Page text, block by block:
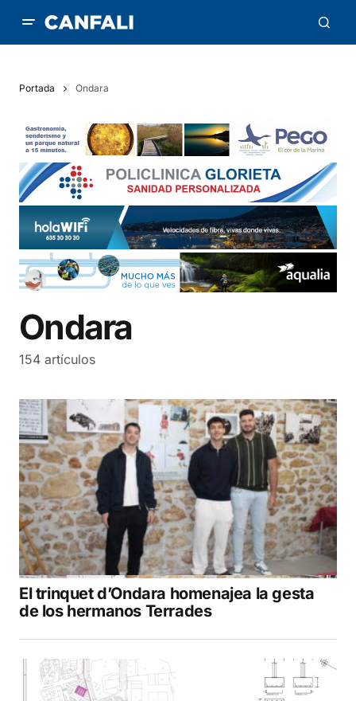
Portada Ondara
Ondara
154 artículos
El trinquet d’Ondara homenajea la gesta
de los hermanos Terrades